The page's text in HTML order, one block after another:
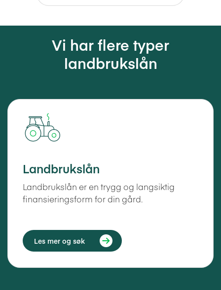
Vi har flere typer
landbrukslån
Landbrukslån
Landbrukslån er en trygg og langsiktig
finansieringsform for din gård.
Les mer og søk